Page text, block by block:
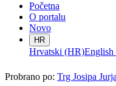
Početna
O portalu
Novo
HR
Hrvatski (HR)
Probrano po: Trg Josipa